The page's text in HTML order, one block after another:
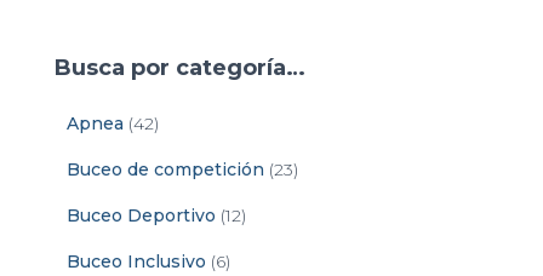
Busca por categoría…
Apnea (42)
Buceo de competición (23)
Buceo Deportivo (12)
Buceo Inclusivo (6)